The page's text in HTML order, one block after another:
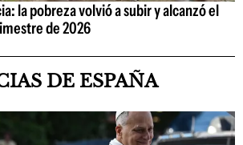
la pobreza volvió a subir y alcanzó el
de 2026
DE ESPAÑA